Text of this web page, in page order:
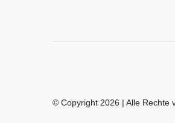
© Copyright 2026 | Alle Rechte